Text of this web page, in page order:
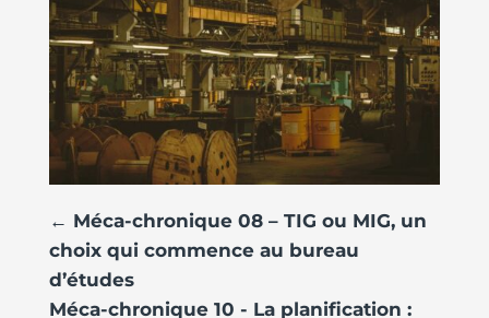
← Méca-chronique 08 – TIG ou MIG, un
choix qui commence au bureau
d’études
Méca-chronique 10 - La planification :